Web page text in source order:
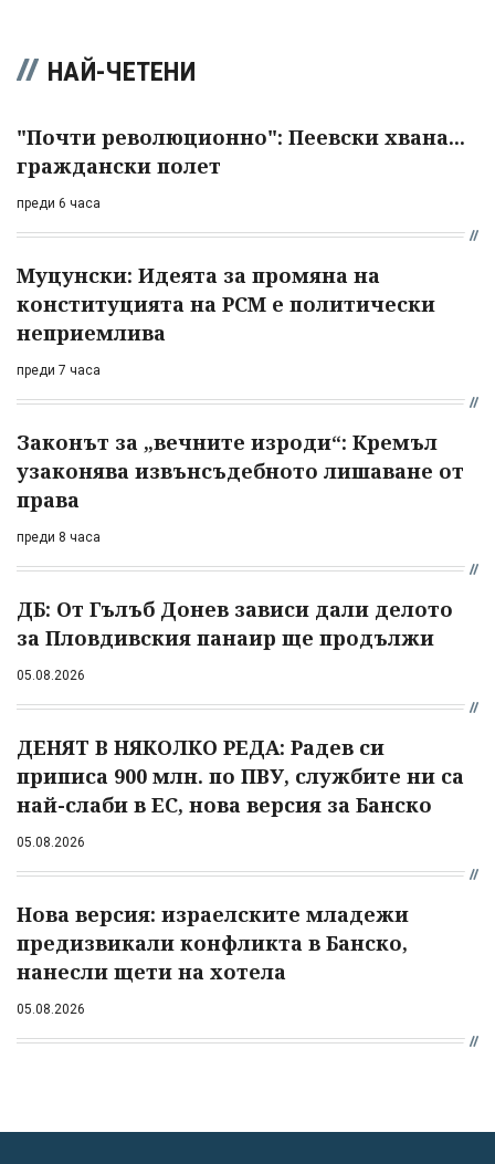
НАЙ-ЧЕТЕНИ
"Почти революционно": Пеевски хвана...
граждански полет
преди 6 часа
Муцунски: Идеята за промяна на
конституцията на РСМ е политически
неприемлива
преди 7 часа
Законът за „вечните изроди“: Кремъл
узаконява извънсъдебното лишаване от
права
преди 8 часа
ДБ: От Гълъб Донев зависи дали делото
за Пловдивския панаир ще продължи
05.08.2026
ДЕНЯТ В НЯКОЛКО РЕДА: Радев си
приписа 900 млн. по ПВУ, службите ни са
най-слаби в ЕС, нова версия за Банско
05.08.2026
Нова версия: израелските младежи
предизвикали конфликта в Банско,
нанесли щети на хотела
05.08.2026